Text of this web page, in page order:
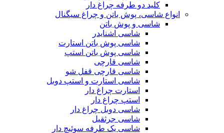
کلید دو طرفه چراغ دار
انواع شاسی، پوش باتن و چراغ سیگنال
شاسی و پوش باتن
شاسی اشنایدر
شاسی پوش باتن استارت
شاسی پوش باتن استپ
شاسی قارچی
شاسی قارچی قفل شو
شاسی استارت و استپ دوبل
استارت چراغ دار
استپ چراغ دار
شاسی دوبل چراغ دار
شاسی جرثقیل
شاسی یک طرفه سوئیچ دار